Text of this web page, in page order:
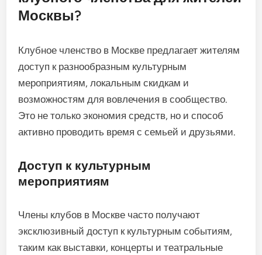
Москвы?
Клубное членство в Москве предлагает жителям
доступ к разнообразным культурным
мероприятиям, локальным скидкам и
возможностям для вовлечения в сообщество.
Это не только экономия средств, но и способ
активно проводить время с семьей и друзьями.
Доступ к культурным
мероприятиям
Члены клубов в Москве часто получают
эксклюзивный доступ к культурным событиям,
таким как выставки, концерты и театральные